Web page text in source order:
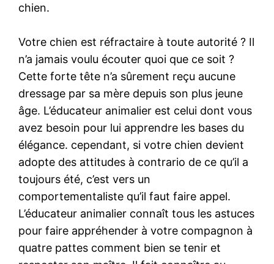
chien.
Votre chien est réfractaire à toute autorité ? Il
n’a jamais voulu écouter quoi que ce soit ?
Cette forte tête n’a sûrement reçu aucune
dressage par sa mère depuis son plus jeune
âge. L’éducateur animalier est celui dont vous
avez besoin pour lui apprendre les bases du
élégance. cependant, si votre chien devient
adopte des attitudes à contrario de ce qu’il a
toujours été, c’est vers un
comportementaliste qu’il faut faire appel.
L’éducateur animalier connaît tous les astuces
pour faire appréhender à votre compagnon à
quatre pattes comment bien se tenir et